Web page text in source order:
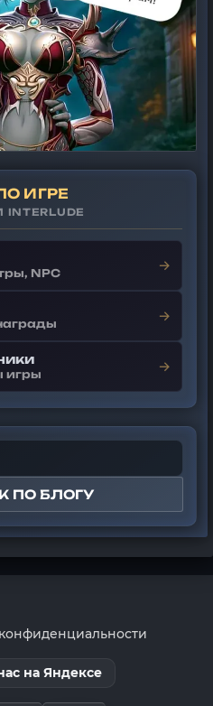
ИГРЕ
NPC →
→
игры →
ПО БЛОГУ
на Яндексе